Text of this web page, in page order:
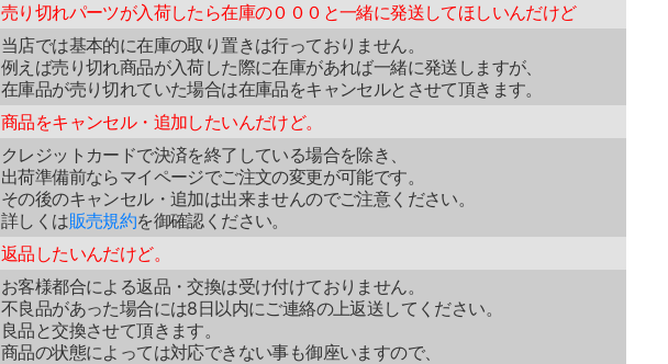
売り切れパーツが入荷したら在庫の０００と一緒に発送してほしいんだけど
当店では基本的に在庫の取り置きは行っておりません。
例えば売り切れ商品が入荷した際に在庫があれば一緒に発送しますが、
在庫品が売り切れていた場合は在庫品をキャンセルとさせて頂きます。
商品をキャンセル・追加したいんだけど。
クレジットカードで決済を終了している場合を除き、
出荷準備前ならマイページでご注文の変更が可能です。
その後のキャンセル・追加は出来ませんのでご注意ください。
詳しくは販売規約を御確認ください。
返品したいんだけど。
お客様都合による返品・交換は受け付けておりません。
不良品があった場合には8日以内にご連絡の上返送してください。
良品と交換させて頂きます。
商品の状態によっては対応できない事も御座いますので、